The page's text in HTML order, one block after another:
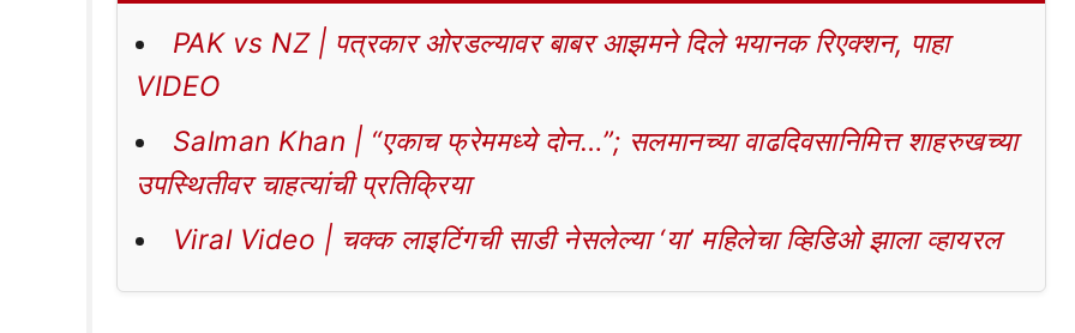
PAK vs NZ | पत्रकार ओरडल्यावर बाबर आझमने दिले भयानक रिएक्शन, पाहा
VIDEO
Salman Khan | “एकाच फ्रेममध्ये दोन…”; सलमानच्या वाढदिवसानिमित्त शाहरुखच्या
उपस्थितीवर चाहत्यांची प्रतिक्रिया
Viral Video | चक्क लाइटिंगची साडी नेसलेल्या ‘या’ महिलेचा व्हिडिओ झाला व्हायरल